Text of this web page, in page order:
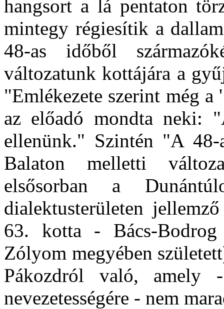
hangsort a lá pentaton
mintegy régiesítik a
48-as időből
változatunk kottájára a
"Emlékezete szerint még
az előadó mondta neki:
ellenünk." Szintén "A 48-
Balaton melletti
elsősorban a
dialektusterületen
63. kotta - Bács-
Zólyom megyében
Pákozdról való, amely
nevezetességére - nem